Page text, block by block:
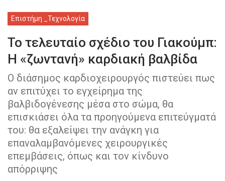
Επιστήμη _Τεχνολογία
Το τελευταίο σχέδιο του Γιακούμπ:
Η «ζωντανή» καρδιακή βαλβίδα
Ο διάσημος καρδιοχειρουργός πιστεύει πως
αν επιτύχει το εγχείρημα της
βαλβιδογένεσης μέσα στο σώμα, θα
επισκιάσει όλα τα προηγούμενα επιτεύγματά
του: θα εξαλείψει την ανάγκη για
επαναλαμβανόμενες χειρουργικές
επεμβάσεις, όπως και τον κίνδυνο
απόρριψης